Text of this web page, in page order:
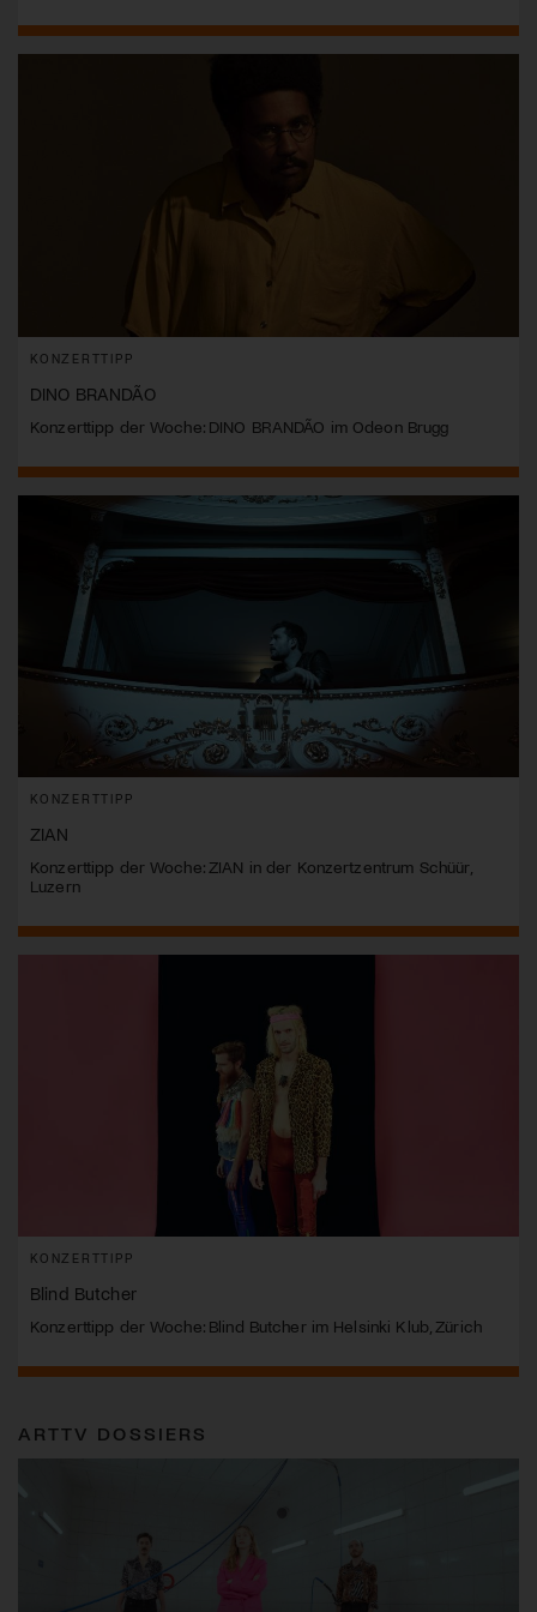
KONZERTTIPP
DINO BRANDÃO
Konzerttipp der Woche: DINO BRANDÃO im Odeon Brugg
KONZERTTIPP
ZIAN
Konzerttipp der Woche: ZIAN in der Konzertzentrum Schüür,
Luzern
KONZERTTIPP
Blind Butcher
Konzerttipp der Woche: Blind Butcher im Helsinki Klub, Zürich
ARTTV DOSSIERS